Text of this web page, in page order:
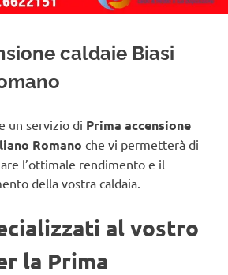
caldaie Biasi
un servizio di Prima accensione
Romano che vi permetterà di
l’ottimale rendimento e il
della vostra caldaia.
al vostro
la Prima